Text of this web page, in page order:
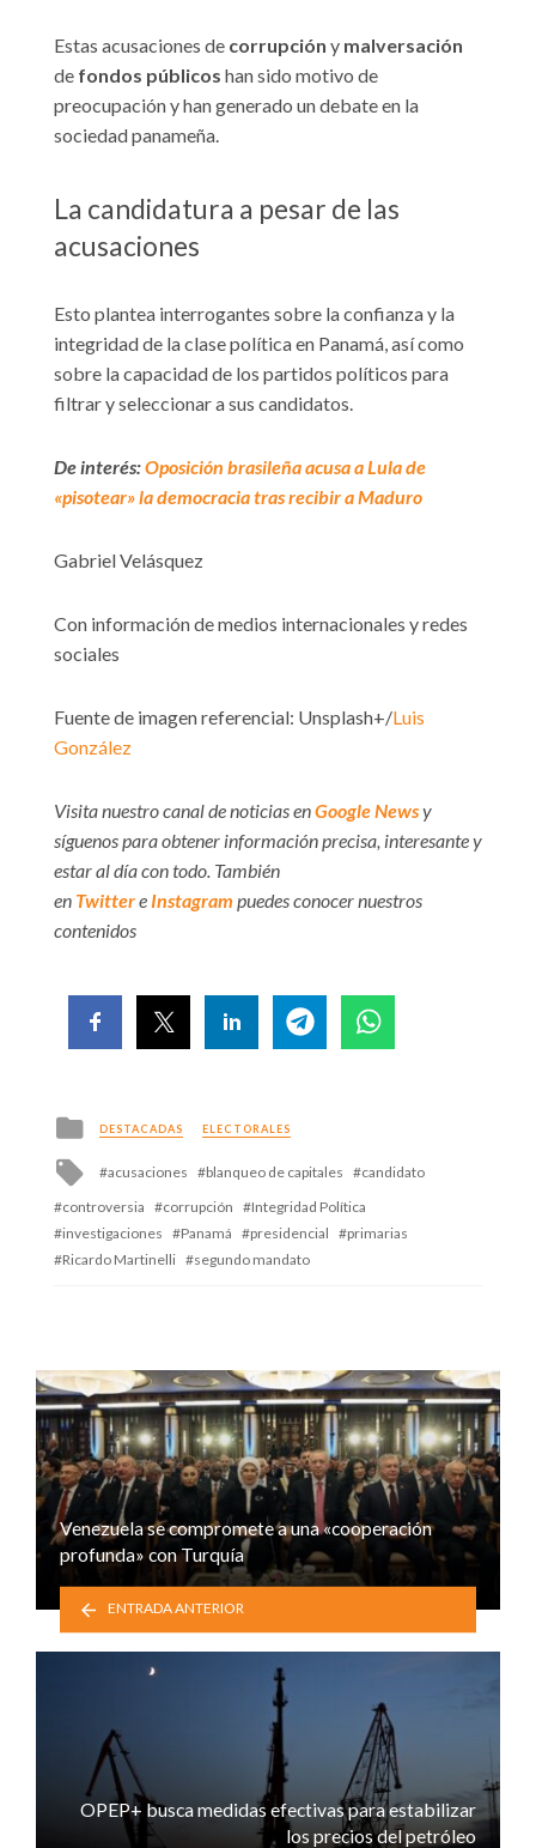
Estas acusaciones de corrupción y malversación
de fondos públicos han sido motivo de
preocupación y han generado un debate en la
sociedad panameña.
La candidatura a pesar de las
acusaciones
Esto plantea interrogantes sobre la confianza y la
integridad de la clase política en Panamá, así como
sobre la capacidad de los partidos políticos para
filtrar y seleccionar a sus candidatos.
De interés:Oposición brasileña acusa a Lula de
«pisotear» la democracia tras recibir a Maduro
Gabriel Velásquez
Con información de medios internacionales y redes
sociales
Fuente de imagen referencial: Unsplash+/Luis
González
Visita nuestro canal de noticias enGoogle Newsy
síguenos para obtener información precisa, interesante y
estar al día con todo. También
en Twittere Instagram puedes conocer nuestros
contenidos
Posted
in
DESTACADAS ELECTORALES
Tagged
acusaciones blanqueo de capitales
candidato
controversia
corrupción
Integridad Política
investigaciones
Panamá presidencial
primarias
Ricardo Martinelli
segundo mandato
Venezuela se compromete a una «cooperación
profunda» con Turquía
ENTRADA ANTERIOR
OPEP+ busca medidas efectivas para estabilizar
los precios del petróleo